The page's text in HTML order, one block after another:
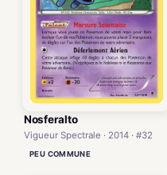
Nosferalto
Vigueur Spectrale · 2014 · #32
PEU COMMUNE